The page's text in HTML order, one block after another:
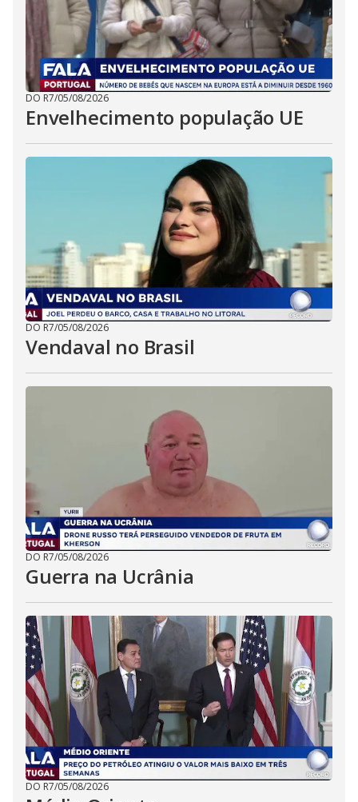
DO R7/05/08/2026
Envelhecimento população UE
DO R7/05/08/2026
Vendaval no Brasil
DO R7/05/08/2026
Guerra na Ucrânia
DO R7/05/08/2026